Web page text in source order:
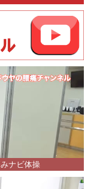
ナビ体操